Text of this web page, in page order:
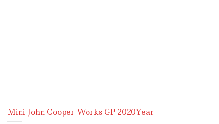
Mini John Cooper Works GP 2020Year